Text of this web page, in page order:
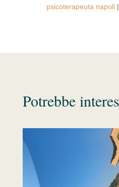
psicoterapeuta napoli|
Potrebbe